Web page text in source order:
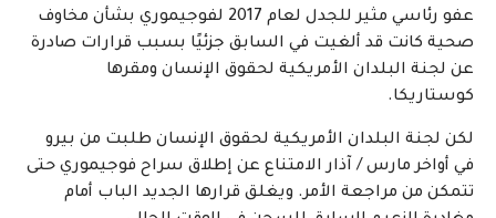
عفو رئاسي مثير للجدل لعام 2017 لفوجيموري بشأن مخاوف
صحية كانت قد ألغيت في السابق جزئيًا بسبب قرارات صادرة
عن لجنة البلدان الأمريكية لحقوق الإنسان ومقرها
كوستاريكا.
لكن لجنة البلدان الأمريكية لحقوق الإنسان طلبت من بيرو
في أواخر مارس / آذار الامتناع عن إطلاق سراح فوجيموري حتى
تتمكن من مراجعة الأمر. ويغلق قرارها الجديد الباب أمام